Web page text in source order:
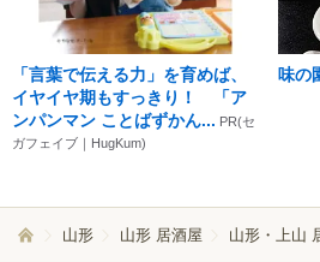
「言葉で伝える力」を育めば、
イヤイヤ期もすっきり！ 「ア
ンパンマン ことばずかん... PR(セ
ガフェイブ｜HugKum)
味の
山形 山形 居酒屋 山形・上山